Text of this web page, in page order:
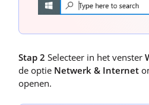
Stap 2 Selecteer in het venster
de optie Netwerk & Internet
openen.